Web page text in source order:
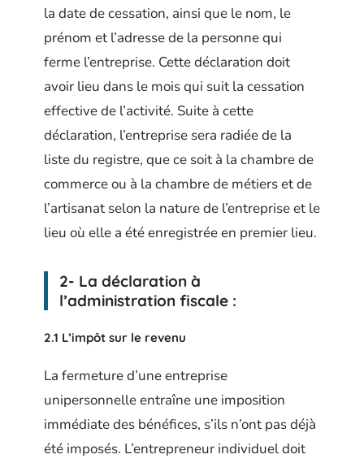
la date de cessation, ainsi que le nom, le
prénom et l’adresse de la personne qui
ferme l’entreprise. Cette déclaration doit
avoir lieu dans le mois qui suit la cessation
effective de l’activité. Suite à cette
déclaration, l’entreprise sera radiée de la
liste du registre, que ce soit à la chambre de
commerce ou à la chambre de métiers et de
l’artisanat selon la nature de l’entreprise et le
lieu où elle a été enregistrée en premier lieu.
2- La déclaration à
l’administration fiscale :
2.1 L’impôt sur le revenu
La fermeture d’une entreprise
unipersonnelle entraîne une imposition
immédiate des bénéfices, s’ils n’ont pas déjà
été imposés. L’entrepreneur individuel doit